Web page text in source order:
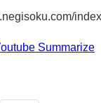
Summarize